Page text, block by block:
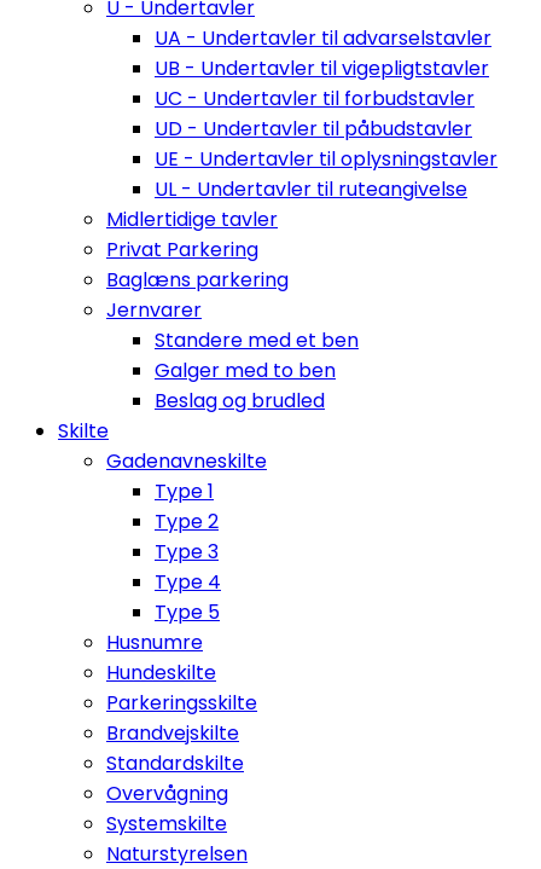
U - Undertavler
UA - Undertavler til advarselstavler
UB - Undertavler til vigepligtstavler
UC - Undertavler til forbudstavler
UD - Undertavler til påbudstavler
UE - Undertavler til oplysningstavler
UL - Undertavler til ruteangivelse
Midlertidige tavler
Privat Parkering
Baglæns parkering
Jernvarer
Standere med et ben
Galger med to ben
Beslag og brudled
Skilte
Gadenavneskilte
Type 1
Type 2
Type 3
Type 4
Type 5
Husnumre
Hundeskilte
Parkeringsskilte
Brandvejskilte
Standardskilte
Overvågning
Systemskilte
Naturstyrelsen